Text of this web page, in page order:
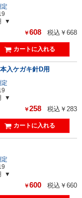
定
￥608 税込￥668
入ケガキ針D用
定
￥258 税込￥283
定
￥600 税込￥660